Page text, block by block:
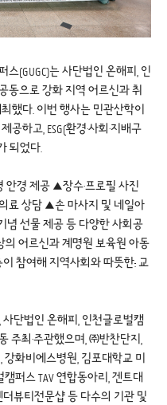
(GUGC)는 사단법인 온해피, 인
동으로 강화 지역 어르신과 취
했다. 이번 행사는 민관산학이
하고, ESG(환경·사회·지배구
되었다.
경 제공 ▲장수·프로필 사진
료 상담 ▲손 마사지 및 네일아
선물 제공 등 다양한 사회공
의 어르신과 계명원 보육원 아동
참여해 지역사회와 따뜻한.교
단법인 온해피, 인천글로벌캠
주최·주관했으며, ㈜반찬단지,
화비에스병원, 김포대학교 미
퍼스 TAV 연합동아리, 겐트대
뷰티전문샵 등 다수의 기관 및